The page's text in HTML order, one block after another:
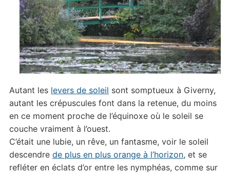
Autant les levers de soleil sont somptueux à Giverny,
autant les crépuscules font dans la retenue, du moins
en ce moment proche de l’équinoxe où le soleil se
couche vraiment à l’ouest.
C’était une lubie, un rêve, un fantasme, voir le soleil
descendre de plus en plus orange à l’horizon, et se
refléter en éclats d’or entre les nymphéas, comme sur